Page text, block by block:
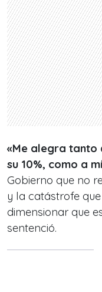
«Me alegra tanto
su 10%, como a
Gobierno que no
y la catástrofe
dimensionar que
sentenció.